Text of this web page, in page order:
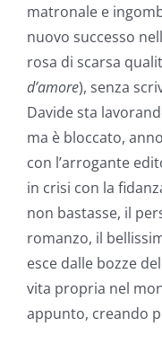
matronale e
nuovo successo
rosa di scarsa
d’amore), senza
Davide sta
ma è bloccato,
con l’arrogante
in crisi con la
non bastasse, il
romanzo, il
esce dalle bozze
vita propria nel
appunto, creando